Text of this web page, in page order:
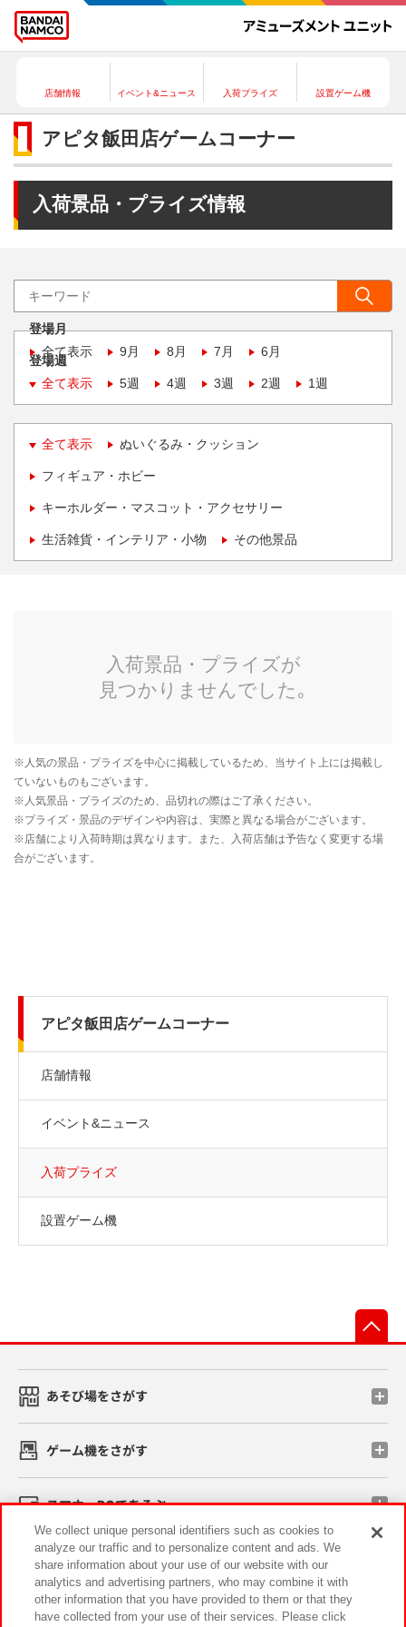
店舗情報 イベント&ニュース 入荷プライズ 設置ゲーム機
アピタ飯田店ゲームコーナー
入荷景品・プライズ情報
登場月
全て表示
9月 8月 7月 6月
登場週
全て表示
5週 4週 3週 2週 1週
全て表示 ぬいぐるみ・クッション
フィギュア・ホビー
キーホルダー・マスコット・アクセサリー
生活雑貨・インテリア・小物 その他景品
アピタ飯田店ゲームコーナー
店舗情報
イベント&ニュース
入荷プライズ
設置ゲーム機
あそび場をさがす
ゲーム機をさがす
スマホ・PCであそぶ
イベント・キャンペーン
We collect unique personal identifiers such as cookies to
analyze our traffic and to personalize content and ads. We
share information about your use of our website with our
analytics and advertising partners, who may combine it with
other information that you have provided to them or that they
have collected from your use of their services. Please click